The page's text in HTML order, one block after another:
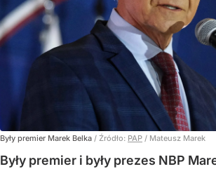
Były premier Marek Belka / Źródło: PAP / Mateusz Marek
Były premier i były prezes NBP